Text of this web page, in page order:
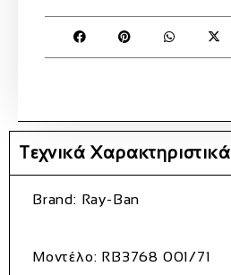
Τεχνικά Χαρακτηριστικά
Brand: Ray-Ban
Μοντέλο: RB3768 001/71